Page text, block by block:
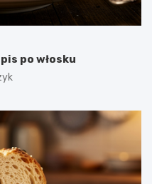
po włosku